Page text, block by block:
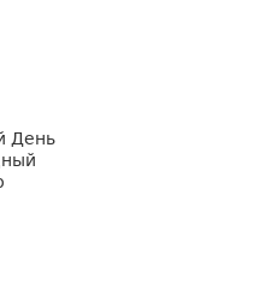
День